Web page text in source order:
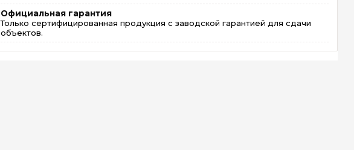
Официальная гарантия
Только сертифицированная продукция с заводской гарантией для сдачи
объектов.